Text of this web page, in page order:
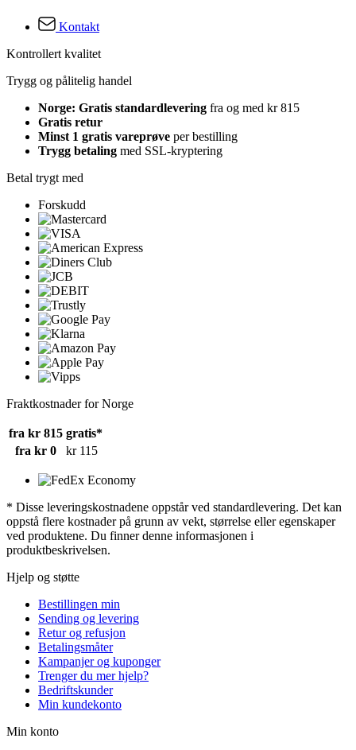
Kontakt
Kontrollert kvalitet
Trygg og pålitelig handel
Norge: Gratis standardlevering fra og med kr 815
Gratis retur
Minst 1 gratis vareprøve per bestilling
Trygg betaling med SSL-kryptering
Betal trygt med
Forskudd
Fraktkostnader for Norge
fra kr 815 gratis*
fra kr 0
kr 115
* Disse leveringskostnadene oppstår ved standardlevering. Det kan
oppstå flere kostnader på grunn av vekt, størrelse eller egenskaper
ved produktene. Du finner denne informasjonen i
produktbeskrivelsen.
Hjelp og støtte
Bestillingen min
Sending og levering
Retur og refusjon
Betalingsmåter
Kampanjer og kuponger
Trenger du mer hjelp?
Bedriftskunder
Min kundekonto
Min konto